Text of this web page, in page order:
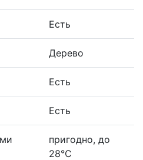
Есть
Дерево
Есть
Есть
пригодно, до
28°С